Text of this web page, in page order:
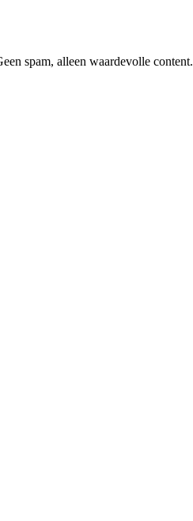
spam, alleen waardevolle content.